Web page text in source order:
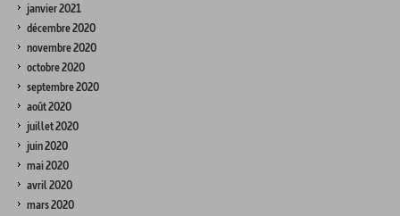
janvier 2021
décembre 2020
novembre 2020
octobre 2020
septembre 2020
août 2020
juillet 2020
juin 2020
mai 2020
avril 2020
mars 2020